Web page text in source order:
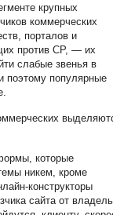
крупных
коммерческих
порталов и
против СР, — их
слабые звенья в
поэтому популярные
которые
никем, кроме
конструкторы
сайта от